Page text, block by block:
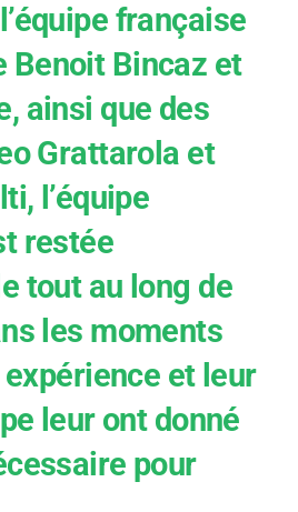
française
Benoit Bincaz et
ainsi que des
Grattarola et
l’équipe
restée
tout au long de
les moments
et leur
leur ont donné
pour